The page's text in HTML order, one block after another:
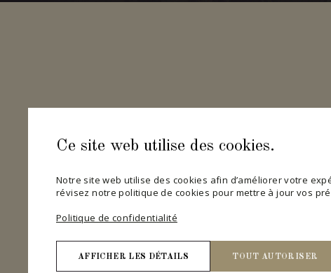
Ce site web utilise des cookies.
Notre site web utilise des cookies afin d’améliorer votre
révisez notre politique de cookies pour mettre à jour vos
Politique de confidentialité
AFFICHER LES DÉTAILS TOUT AUTORISER